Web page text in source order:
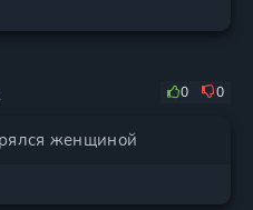
0 0
женщиной